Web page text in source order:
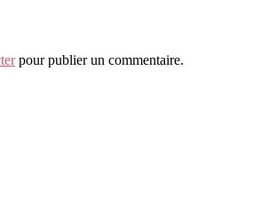
pour publier un commentaire.